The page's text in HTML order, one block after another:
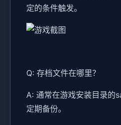
定的条件触发。
Q: 存档文件在哪里？
A: 通常在游戏安装目录的
定期备份。